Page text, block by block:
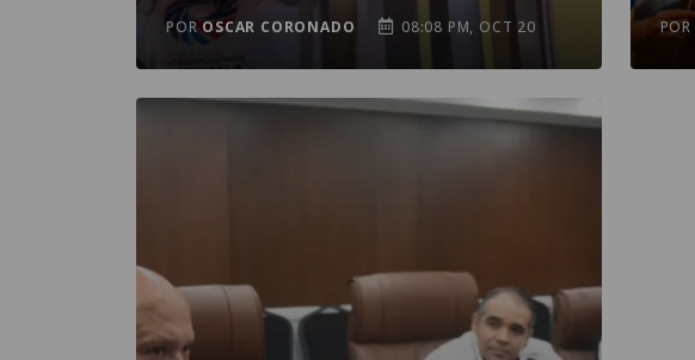
POROSCAR CORONADO 08:08 PM, OCT 20 POR